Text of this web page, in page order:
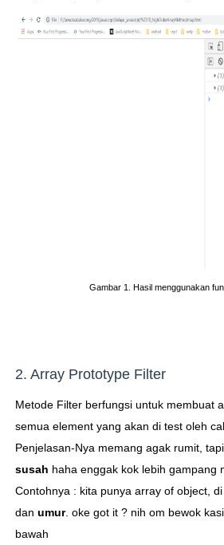
Gambar 1. Hasil menggunakan
2. Array Prototype Filter
Metode Filter berfungsi untuk membuat
semua element yang akan di test oleh
Penjelasan-Nya memang agak rumit,
susah haha enggak kok lebih gampang
Contohnya : kita punya array of object,
dan umur. oke got it ? nih om bewok
bawah